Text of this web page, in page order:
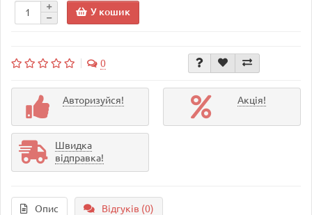
У кошик
0
Авторизуйся! Акція!
Швидка
відправка!
Опис Відгуків (0)